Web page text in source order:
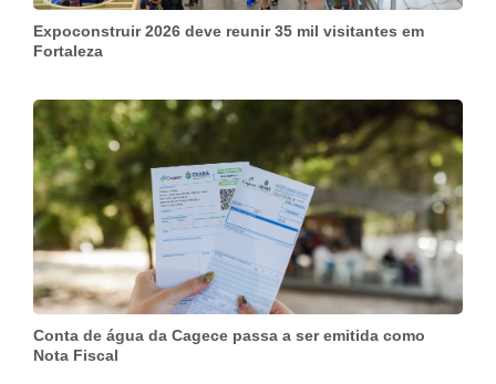
Expoconstruir 2026 deve reunir 35 mil visitantes em
Fortaleza
Conta de água da Cagece passa a ser emitida como
Nota Fiscal